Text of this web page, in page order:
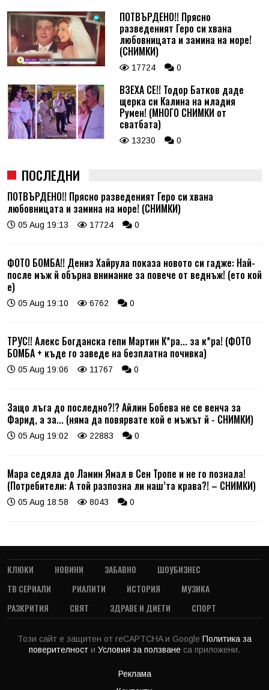
ПОТВЪРДЕНО!! Прясно
разведеният Геро си хвана
любовницата и замина на море!
(СНИМКИ)
17724 0
ВЗЕХА СЕ!! Тодор Батков даде
щерка си Калина на младия
Румен! (МНОГО СНИМКИ от
сватбата)
13230 0
ПОСЛЕДНИ
ПОТВЪРДЕНО!! Прясно разведеният Геро си хвана
любовницата и замина на море! (СНИМКИ)
05 Aug 19:13 17724 0
ФОТО БОМБА!! Дениз Хайрула показа новото си гадже: Най-
после мъж й обърна внимание за повече от веднъж! (ето кой
е)
05 Aug 19:10 6762 0
ТРУС!! Алекс Богданска гепи Мартин К*ра... за к*ра! (ФОТО
БОМБА + къде го заведе на безплатна почивка)
05 Aug 19:06 11767 0
Защо лъга до последно?!? Айлин Бобева не се венча за
Фарид, а за... (няма да повярвате кой е мъжът й - СНИМКИ)
05 Aug 19:02 22883 0
Мара седяла до Ламин Ямал в Сен Тропе и не го познала!
(Потребители: А той разпозна ли наш’та крава?! – СНИМКИ)
05 Aug 18:58 8043 0
КЛЮКИ НОВИНИ ЗАБАВНО
ШОУБИЗНЕС
ТВ СЕРИАЛИ
РИАЛИТИ ИСТОРИЯ
МУЗИКА
РАЗКРИТИЯ
СВЯТ ЗДРАВЕ И ДИЕТИ СПОРТ
Този сайт е защитен от reCAPTCHA и Google Политика за
поверителност и Условия за ползване са приложени.
Реклама